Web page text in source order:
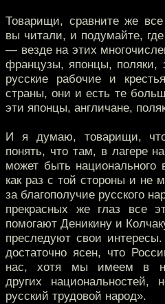
Товарищи, сравните же
вы читали, и подумайте,
— везде на этих
французы, японцы, поляки,
русские рабочие и
страны, они и есть те
эти японцы, англичане,
И я думаю, товарищи,
понять, что там, в лагере
может быть национального
как раз с той стороны и не
за благополучие русского
прекрасных же глаз все
помогают Деникину и
преследуют свои
достаточно ясен, что
нас, хотя мы имеем в
других
русский трудовой народ».